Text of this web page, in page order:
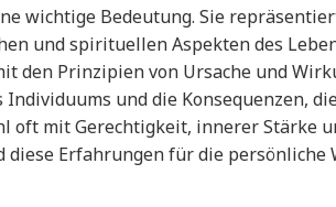
wichtige Bedeutung. Sie
und spirituellen Aspekten des
den Prinzipien von Ursache und
und die Konsequenzen,
oft mit Gerechtigkeit, innerer Stärke
diese Erfahrungen für die